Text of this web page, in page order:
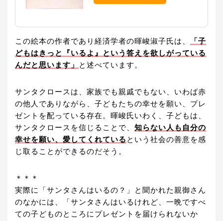
この絵本の作者であり経済学者の暉峻淑子氏は、
「子
どもはきっと『いるよ』という答えを欲しがっている
んだと思います」
と述べています。
サンタクロースは、家族でも親戚でもない、いわば赤
の他人でありながら、子どもたちの幸せを願い、プレ
ゼントを配っている存在。暉峻氏いわく、子どもは、
サンタクロースを信じることで、 知らない人も自分の
幸せを願い、愛してくれている という社会の善意を感
じ取ることができるのだそう。
＊＊＊
実際に「サンタさんはいるの？」と聞かれた親御さん
のなかには、「サンタさんはいるけれど、一晩ですべ
ての子どものところにプレゼントを届けられないか